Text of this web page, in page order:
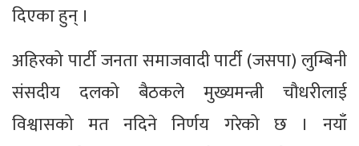
दिएका हुन् ।
अहिरको पार्टी जनता समाजवादी पार्टी (जसपा) लुम्बिनी
संसदीय दलको बैठकले मुख्यमन्त्री चौधरीलाई
विश्वासको मत नदिने निर्णय गरेको छ । नयाँ